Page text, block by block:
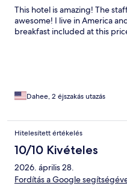
This hotel is amazing! The
awesome! I live in America
breakfast included at this
Dahee, 2 éjszakás utazás
Hitelesített értékelés
10/10 Kivételes
2026. április 28.
Fordítás a Google